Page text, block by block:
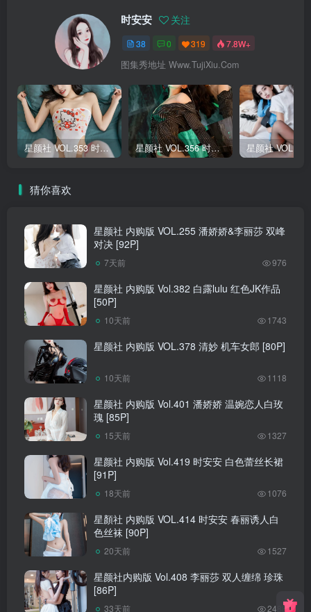
时安安 关注
38 0 319 7.8W+
图集秀地址 Www.TujiXiu.Com
星颜社 VOL.353 时安安 [77P] 星颜社 VOL.356 时安安 [76P]
猜你喜欢
星颜社 内购版 VOL.255 潘娇娇&李丽莎 双峰
对决 [92P]
7天前 976
星颜社 内购版 Vol.382 白露lulu 红色JK作品
[50P]
10天前 1743
星颜社 内购版 VOL.378 清妙 机车女郎 [80P]
10天前 1118
星颜社 内购版 Vol.401 潘娇娇 温婉恋人白玫
瑰 [85P]
15天前 1327
星颜社 内购版 Vol.419 时安安 白色蕾丝长裙
[91P]
18天前 1076
星顏社 内购版 VOL.414 时安安 春丽诱人白
色丝袜 [90P]
20天前 1527
星颜社内购版 Vol.408 李丽莎 双人缠绵 珍珠
[86P]
33天前 2488